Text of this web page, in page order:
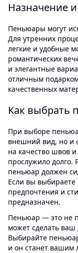
Назначение
Пеньюары могут
Для утренних
легкие и удобные
романтических
и элегантные
отличным
качественных
Как выбрать
При выборе
внешний вид, но и
на качество швов
прослужило
пеньюар должен
Если вы
предпочтения и
предназначен.
Пеньюар — это не
может сделать
Выбирайте
и он станет вашим